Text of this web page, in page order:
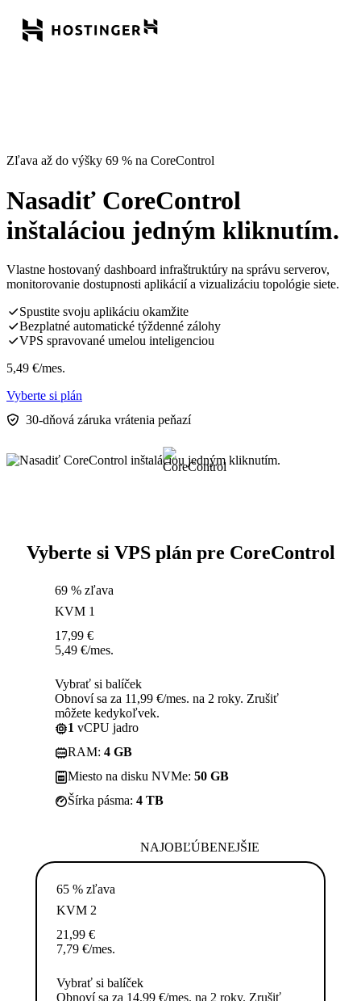
Zľava až do výšky 69 % na CoreControl
Nasadiť CoreControl
inštaláciou jedným kliknutím.
Vlastne hostovaný dashboard infraštruktúry na správu serverov,
monitorovanie dostupnosti aplikácií a vizualizáciu topológie siete.
Spustite svoju aplikáciu okamžite
Bezplatné automatické týždenné zálohy
VPS spravované umelou inteligenciou
5,49 €/mes.
Vyberte si plán
30-dňová záruka vrátenia peňazí
Vyberte si VPS plán pre CoreControl
69 % zľava
KVM 1
17,99 €
5,49 €/mes.
Vybrať si balíček
Obnoví sa za 11,99 €/mes. na 2 roky. Zrušiť
môžete kedykoľvek.
1 vCPU jadro
RAM: 4 GB
Miesto na disku NVMe: 50 GB
Šírka pásma: 4 TB
NAJOBĽÚBENEJŠIE
65 % zľava
KVM 2
21,99 €
7,79 €/mes.
Vybrať si balíček
Obnoví sa za 14,99 €/mes. na 2 roky. Zrušiť